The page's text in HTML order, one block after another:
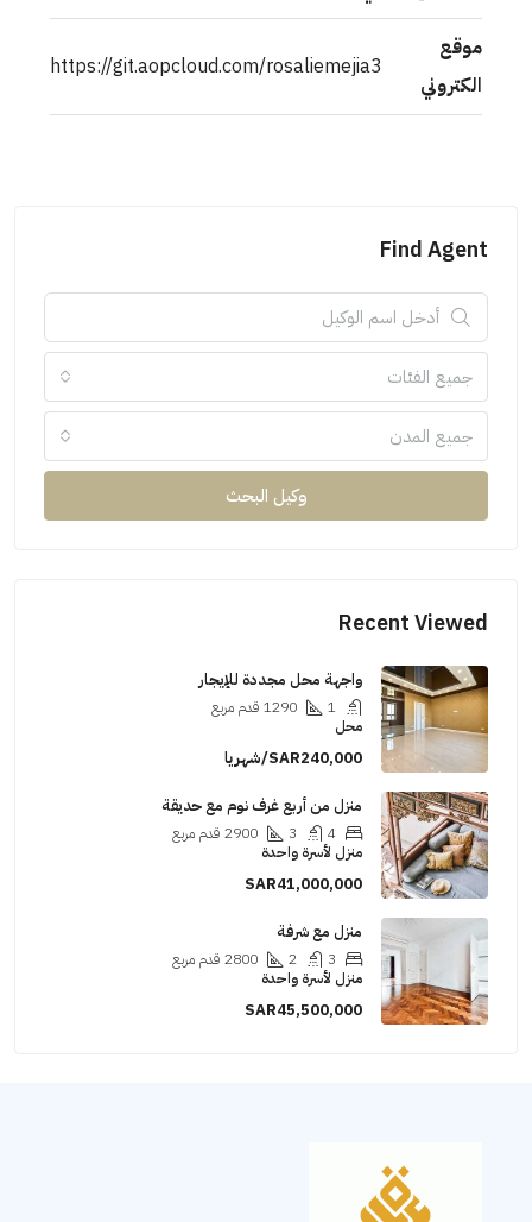
موقع
الكتروني
https://git.aopcloud.com/rosaliemejia3
Find Agent
جميع الفئات
جميع المدن
وكيل البحث
Recent Viewed
واجهة محل مجددة للإيجار
1290 قدم مربع
محل
SAR240,000/شهريا
منزل من أربع غرف نوم مع حديقة
2900 قدم مربع
منزل لأسرة واحدة
SAR41,000,000
منزل مع شرفة
2800 قدم مربع
منزل لأسرة واحدة
SAR45,500,000